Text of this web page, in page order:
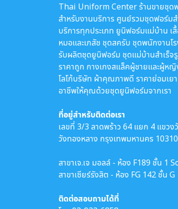
Thai Uniform Center ร้านขายชุด
สำหรับงานบริการ ศูนย์รวมชุดฟอร์ม
บริการทุกประเภท ยูนิฟอร์มแม่บ้าน เ
หมอและเภสัช ชุดสครับ ชุดพนักงานโ
รับผลิตชุดยูนิฟอร์ม ชุดแม่บ้านสำเร็จ
ราคาถูก กางเกงสแล็คผู้ชายและผู้ห
โลโก้บริษัท ผ้าคุณภาพดี ราคาย่อมเย
อาชีพให้คุณด้วยชุดยูนิฟอร์มจากเรา
ที่อยู่สำหรับติดต่อเรา
เลขที่ 3/3 ลาดพร้าว 64 แยก 4 แขวง
วังทองหลาง กรุงเทพมหานคร 10310
สาขาเจ.เจ มอลล์ - ห้อง F189 ชั้น 1
สาขาเซียร์รังสิต - ห้อง FG 142 ชั้น G
ติดต่อสอบถามได้ที่